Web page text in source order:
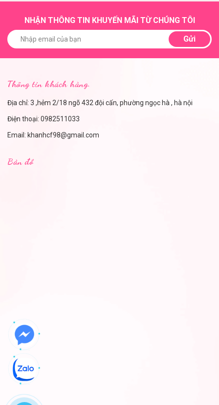
NHẬN THÔNG TIN KHUYẾN MÃI TỪ CHÚNG TÔI
Gửi
Thông tin khách hàng.
Địa chỉ: 3 ,hẻm 2/18 ngõ 432 đội cấn, phường ngọc hà , hà nội
Điện thoại: 0982511033
Email: khanhcf98@gmail.com
Bản đồ